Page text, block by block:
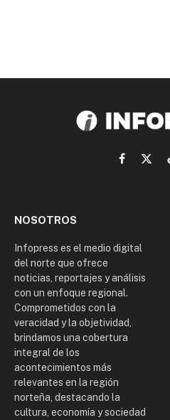
Facebook
X
NOSOTROS
Infopress es el medio digital
del norte que ofrece
noticias, reportajes y análisis
con un enfoque regional.
Comprometidos con la
veracidad y la objetividad,
brindamos una cobertura
integral de los
acontecimientos más
relevantes en la región
norteña, destacando la
cultura, economía y sociedad